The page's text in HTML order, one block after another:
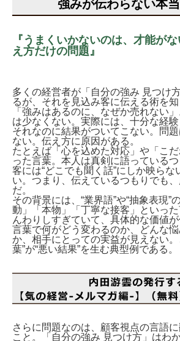
強みが伝わらない本
『うまくいかないのは、才能が
え方だけの問題』
多くの経営者が「自分の強み 見つけ
るが、それを見込み客に伝える術を知
「強みはあるのに、なぜか売れない
は少なくない。実際には、十分な経験
それなのに結果がついてこない。問題
ない。伝え方に原因がある。
たとえば「心を込めた対応」や「こ
った言葉。本人は真剣に語っている
客には“どこでも聞く話”にしか映らな
い。つまり、伝えているつもりでも
だ。
その背景には、“業界語”や“抽象表現”
動」「本物」「丁寧な接客」といっ
んわりしすぎていて、具体的な価値
言葉で何がどう変わるのか、どんな
か、相手にとっての実益が見えない
葉”が“悪い結果”を生む典型例である。
さらに問題なのは、顧客視点の言語
こと。「自分の強み 見つけ方」はわ